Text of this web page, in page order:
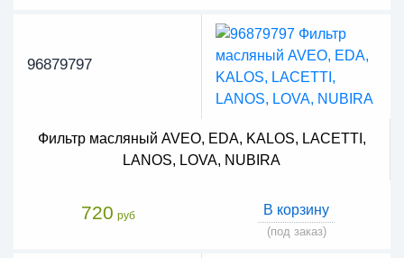
96879797
Фильтр масляный AVEO, EDA, KALOS, LACETTI,
LANOS, LOVA, NUBIRA
720 руб В корзину
(под заказ)